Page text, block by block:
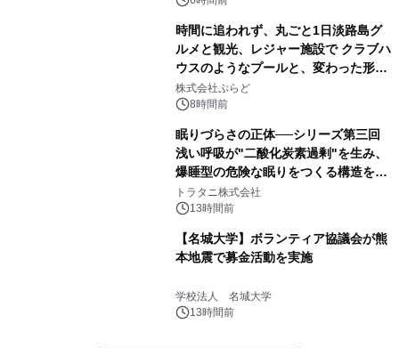
時間に追われず、丸ごと1日淡路島グ
ルメと観光、レジャー施設で クラブハ
ウスのようなプールと、変わった形の
サウナも 「THE BOXY AWAJI」のお
得な素泊まり連泊プランで
株式会社ぷらど
8時間前
眠りづらさの正体──シリーズ第三回
浅い呼吸が"二酸化炭素過剰"を生み、
爆睡型の危険な眠りをつくる構造を解
説
トラタニ株式会社
13時間前
【名城大学】ボランティア協議会が熊
本地震で募金活動を実施
学校法人 名城大学
13時間前